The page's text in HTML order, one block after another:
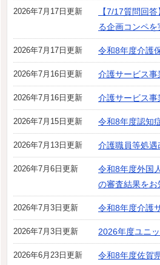
2026年7月17日更新
【7/17質問回
る企画コンペを
2026年7月17日更新 令和8年度介護
2026年7月16日更新 介護サービス
2026年7月16日更新 介護サービス事
2026年7月15日更新 令和8年度認知
2026年7月13日更新 介護職員等処
2026年7月6日更新
令和8年度外国
の審査結果をお
2026年7月3日更新 令和8年度介護
2026年7月3日更新 2026年度ユニ
2026年6月23日更新
令和8年度佐賀